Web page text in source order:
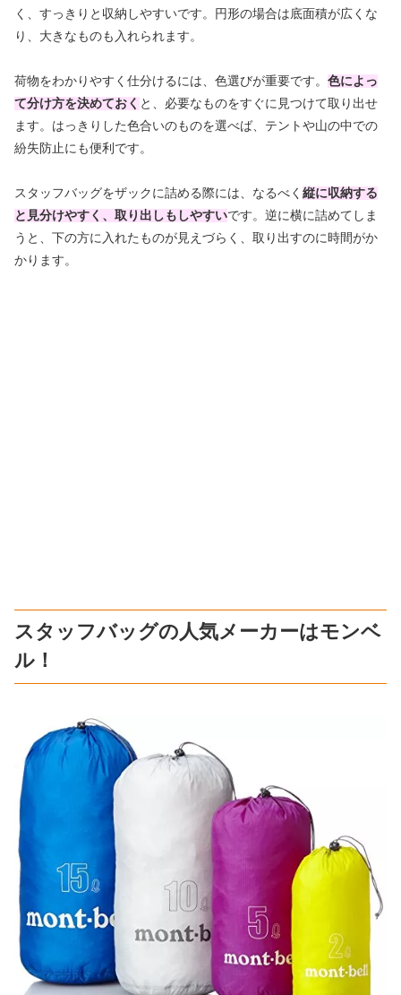
く、すっきりと収納しやすいです。円形の場合は底面積が広くな
り、大きなものも入れられます。
荷物をわかりやすく仕分けるには、色選びが重要です。 色によっ
て分け方を決めておく と、必要なものをすぐに見つけて取り出せ
ます。はっきりした色合いのものを選べば、テントや山の中での
紛失防止にも便利です。
スタッフバッグをザックに詰める際には、なるべく 縦に収納する
と見分けやすく、取り出しもしやすいです。逆に横に詰めてしま
うと、下の方に入れたものが見えづらく、取り出すのに時間がか
かります。
スタッフバッグの人気メーカーはモンベ
ル！